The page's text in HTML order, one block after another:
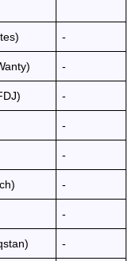
-
-
-
-
-
-
-
-